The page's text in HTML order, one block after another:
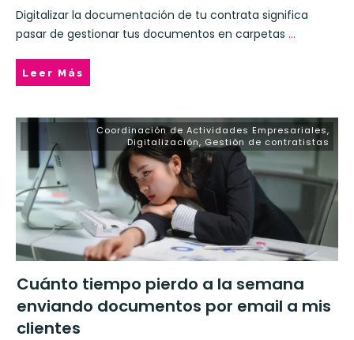
Digitalizar la documentación de tu contrata significa
pasar de gestionar tus documentos en carpetas ...
Leer Más
Coordinación de Actividades Empresariales,
Digitalización, Gestión de contratistas
Cuánto tiempo pierdo a la semana
enviando documentos por email a mis
clientes